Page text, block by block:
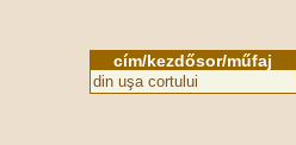
cím/kezdősor/műfaj
din uşa cortului